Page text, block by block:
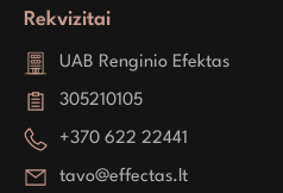
Rekvizitai
UAB Renginio Efektas
305210105
+370 622 22441
tavo@effectas.lt